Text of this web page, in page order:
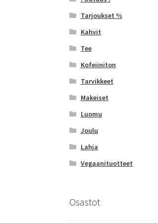
Tarjoukset %
Kahvit
Tee
Kofeiiniton
Tarvikkeet
Makeiset
Luomu
Joulu
Lahja
Vegaanituotteet
Osastot